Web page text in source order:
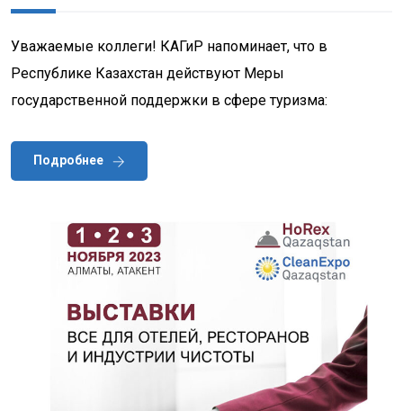
Уважаемые коллеги! КАГиР напоминает, что в
Республике Казахстан действуют Меры
государственной поддержки в сфере туризма:
Подробнее